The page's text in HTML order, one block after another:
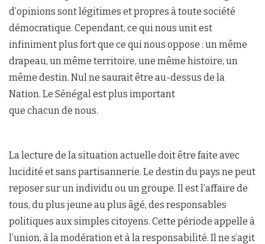
d’opinions sont légitimes et propres à toute société
démocratique. Cependant, ce qui nous unit est
infiniment plus fort que ce qui nous oppose : un même
drapeau, un même territoire, une même histoire, un
même destin. Nul ne saurait être au-dessus de la
Nation. Le Sénégal est plus important
que chacun de nous.
La lecture de la situation actuelle doit être faite avec
lucidité et sans partisannerie. Le destin du pays ne peut
reposer sur un individu ou un groupe. Il est l’affaire de
tous, du plus jeune au plus âgé, des responsables
politiques aux simples citoyens. Cette période appelle à
l’union, à la modération et à la responsabilité. Il ne s’agit